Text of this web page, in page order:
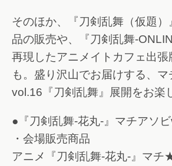
そのほか、『刀剣乱舞（仮題
品の販売や、『刀剣乱舞-
再現したアニメイトカフェ出張
も。盛り沢山でお届けする、
vol.16『刀剣乱舞』展開をお楽
●『刀剣乱舞-花丸-』マチアソ
・会場販売商品
アニメ『刀剣乱舞-花丸-』マ